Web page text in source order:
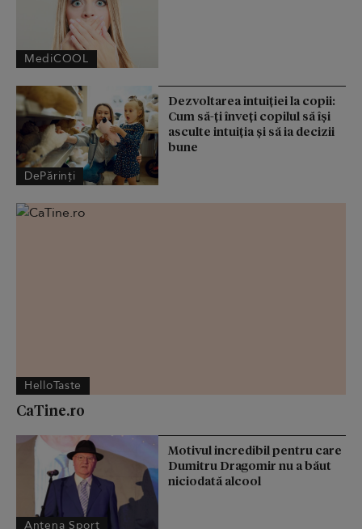
MediCOOL
DePărinți
Dezvoltarea intuiției la copii:
Cum să-ți înveți copilul să își
asculte intuiția și să ia decizii
bune
HelloTaste
CaTine.ro
Antena Sport
Motivul incredibil pentru care
Dumitru Dragomir nu a băut
niciodată alcool